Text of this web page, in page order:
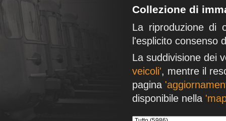
Collezione di
La riproduzione di
l'esplicito consenso
La suddivisione dei
veicoli', mentre il
pagina
disponibile nella